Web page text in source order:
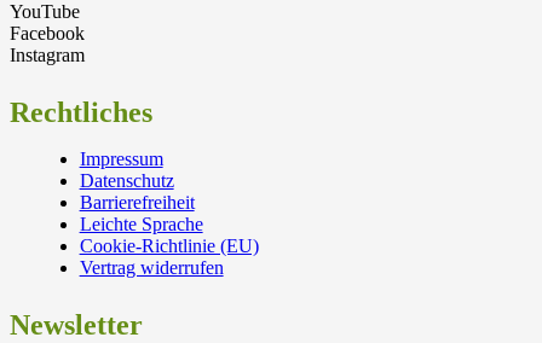
YouTube
Facebook
Instagram
Rechtliches
Impressum
Datenschutz
Barrierefreiheit
Leichte Sprache
Cookie-Richtlinie (EU)
Vertrag widerrufen
Newsletter